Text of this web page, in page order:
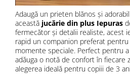
Adaugă un prieten blănos și
această jucărie din plus Iepuras
fermecător și detalii realiste, acest
rapid un companion preferat pentru
momente speciale. Perfect pentru
adăuga o notă de confort în fiecare
alegerea ideală pentru copiii de 3